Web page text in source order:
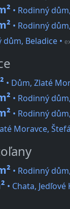
• Rodinný
• Rodinný
dům, Beladice •
• Dům, Zlaté
• Rodinný
• Rodinný
Moravce,
• Rodinný
• Chata, Jedľové